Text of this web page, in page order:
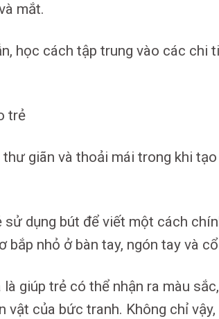
mắt.
học cách tập trung vào các chi
trẻ
giãn và thoải mái trong khi
sử dụng bút để viết một cách
nhỏ ở bàn tay, ngón tay và
giúp trẻ có thể nhận ra màu
vật của bức tranh. Không chỉ